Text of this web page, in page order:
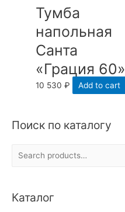
Поиск по каталогу
r
Каталог
Тумба
напольная
Санта
«Грация 60»
10 530₽ Add to cart